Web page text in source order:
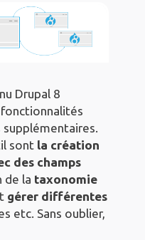
Drupal 8
sont la création
des champs
de la taxonomie
gérer différentes
etc. Sans oublier,